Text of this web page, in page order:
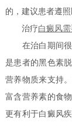
的，建议患者遵
治疗白癜风
在治白期间很
是患者的黑色素
营养物质来支持
富含营养素的食
更有利于白癜风